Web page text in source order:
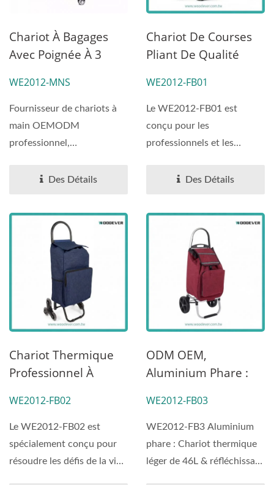
Chariot À Bagages
Avec Poignée À 3
Pivotantes (charge
50 Kg). Fournisseur
De Chariots À Main
OEMODM
Personnaliser Chariot
WE2012-MNS
Fournisseur de chariots à
main OEMODM
professionnel,
Des Détails
Chariot De Courses
Pliant De Qualité
Capacité, Chariot
Utilitaire
Multifonctionnel,
Boîte De Rangement,
Portable.
WE2012-FB01
Le WE2012-FB01 est
conçu pour les
professionnels et les
exigent...
Des Détails
Chariot Thermique
Professionnel À
42L|Chariot De
Shopping Portable
WE2012-FB02
Le WE2012-FB02 est
spécialement conçu pour
résoudre les défis de la vie
ODM OEM,
Aluminium Phare :
Léger Et
Réfléchissant De 46L
| Chariot De Courses
Portable Avec
WE2012-FB03
WE2012-FB3 Aluminium
phare : Chariot thermique
léger de 46L & réfléchissant